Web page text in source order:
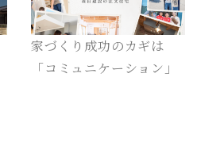
家づくり成功のカギは
「コミュニケーション」